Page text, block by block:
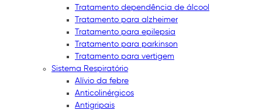
Tratamento dependência de álcool
Tratamento para alzheimer
Tratamento para epilepsia
Tratamento para parkinson
Tratamento para vertigem
Sistema Respiratório
Alívio da febre
Anticolinérgicos
Antigripais